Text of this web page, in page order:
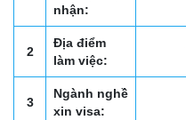
nhận:
2
Địa điểm
làm việc:
3
Ngành nghề
xin visa: